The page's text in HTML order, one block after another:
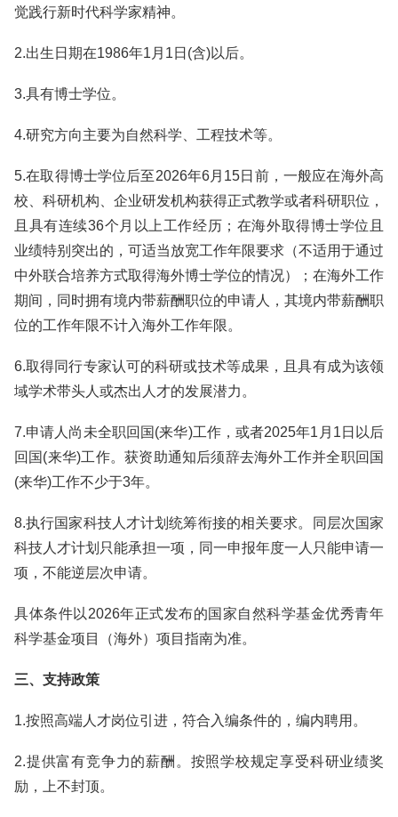
觉践行新时代科学家精神。
2.出生日期在1986年1月1日(含)以后。
3.具有博士学位。
4.研究方向主要为自然科学、工程技术等。
5.在取得博士学位后至2026年6月15日前，一般应在海外高
校、科研机构、企业研发机构获得正式教学或者科研职位，
且具有连续36个月以上工作经历；在海外取得博士学位且
业绩特别突出的，可适当放宽工作年限要求（不适用于通过
中外联合培养方式取得海外博士学位的情况）；在海外工作
期间，同时拥有境内带薪酬职位的申请人，其境内带薪酬职
位的工作年限不计入海外工作年限。
6.取得同行专家认可的科研或技术等成果，且具有成为该领
域学术带头人或杰出人才的发展潜力。
7.申请人尚未全职回国(来华)工作，或者2025年1月1日以后
回国(来华)工作。获资助通知后须辞去海外工作并全职回国
(来华)工作不少于3年。
8.执行国家科技人才计划统筹衔接的相关要求。同层次国家
科技人才计划只能承担一项，同一申报年度一人只能申请一
项，不能逆层次申请。
具体条件以2026年正式发布的国家自然科学基金优秀青年
科学基金项目（海外）项目指南为准。
三、支持政策
1.按照高端人才岗位引进，符合入编条件的，编内聘用。
2.提供富有竞争力的薪酬。按照学校规定享受科研业绩奖
励，上不封顶。